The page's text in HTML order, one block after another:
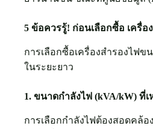
5 ข้อควรรู้! ก่อนเลือกซื้อ เครื่
การเลือกซื้อเครื่องสำรองไฟ
ในระยะยาว
1. ขนาดกำลังไฟ (kVA/kW) ที่
การเลือกกำลังไฟต้องสอดคล้